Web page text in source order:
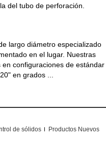
del tubo de perforación.
largo diámetro especializado
en el lugar. Nuestras
configuraciones de estándar
en grados ...
de sólidos Productos Nuevos